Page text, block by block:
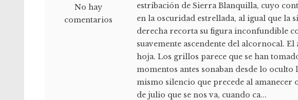
No hay
comentarios
estribación de Sierra Blanquilla, cuyo
en la oscuridad estrellada, al igual que la
derecha recorta su figura inconfundible
suavemente ascendente del alcornocal.
hoja. Los grillos parece que se han
momentos antes sonaban desde lo oculto
mismo silencio que precede al amanecer
de julio que se nos va, cuando ca...